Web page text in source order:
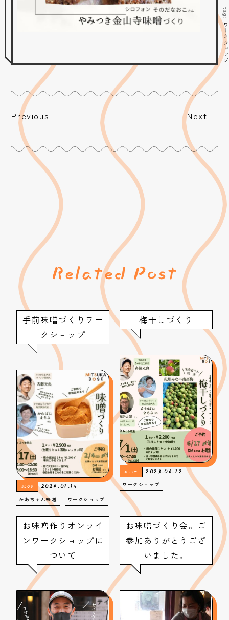
ワーク
Previous Next
手前味噌づくりワー
クショップ
BLOG 2024.01.15
かあちゃん味噌 ワークショップ
梅干しづくり
おしらせ 2023.06.12
ワークショップ
お味噌作りオンライ
ンワークショップに
ついて
お味噌づくり会。ご
参加ありがとうござ
いました。